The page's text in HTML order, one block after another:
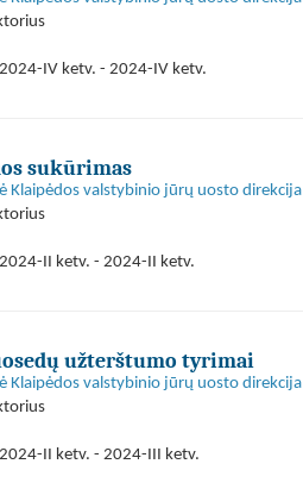
IV ketv. - 2024-IV ketv.
sukūrimas
Klaipėdos valstybinio jūrų uosto direkcija
II ketv. - 2024-II ketv.
užterštumo tyrimai
Klaipėdos valstybinio jūrų uosto direkcija
II ketv. - 2024-III ketv.